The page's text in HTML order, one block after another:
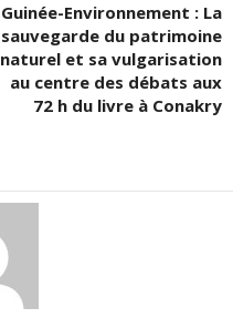
Guinée-Environnement : La
sauvegarde du patrimoine
naturel et sa vulgarisation
au centre des débats aux
72 h du livre à Conakry